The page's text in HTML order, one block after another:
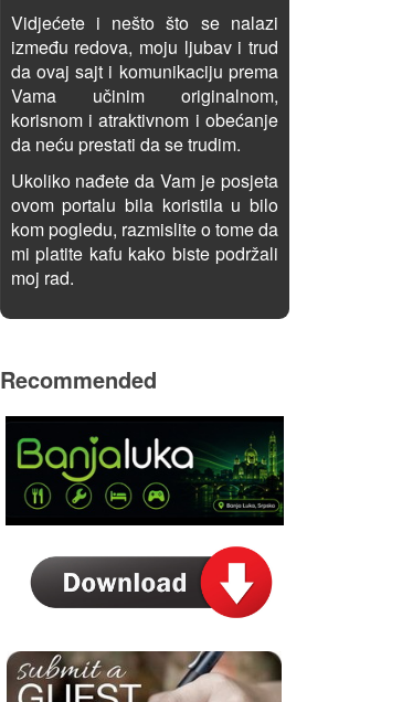
Vidjećete i nešto što se nalazi
između redova, moju ljubav i trud
da ovaj sajt i komunikaciju prema
Vama učinim originalnom,
korisnom i atraktivnom i obećanje
da neću prestati da se trudim.
Ukoliko nađete da Vam je posjeta
ovom portalu bila koristila u bilo
kom pogledu, razmislite o tome da
mi platite kafu kako biste podržali
moj rad.
Recommended